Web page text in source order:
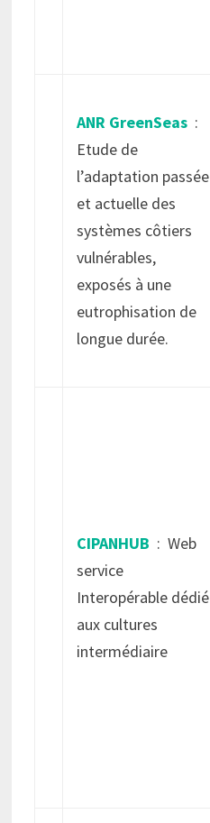
ANR GreenSeas:
Etude de
l’adaptation passée
et actuelle des
systèmes côtiers
vulnérables,
exposés à une
eutrophisation de
longue durée.
CIPANHUB : Web
service
Interopérable dédié
aux cultures
intermédiaire